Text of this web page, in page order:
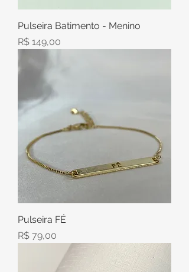
Pulseira Batimento - Menino
Preço
R$ 149,00
Pulseira FÉ
Preço
R$ 79,00